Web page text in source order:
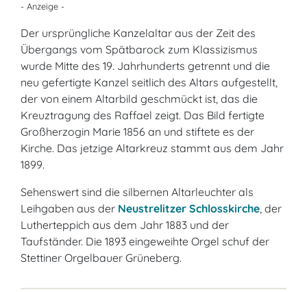
- Anzeige -
Der ursprüngliche Kanzelaltar aus der Zeit des
Übergangs vom Spätbarock zum Klassizismus
wurde Mitte des 19. Jahrhunderts getrennt und die
neu gefertigte Kanzel seitlich des Altars aufgestellt,
der von einem Altarbild geschmückt ist, das die
Kreuztragung des Raffael zeigt. Das Bild fertigte
Großherzogin Marie 1856 an und stiftete es der
Kirche. Das jetzige Altarkreuz stammt aus dem Jahr
1899.
Sehenswert sind die silbernen Altarleuchter als
Leihgaben aus der Neustrelitzer Schlosskirche, der
Lutherteppich aus dem Jahr 1883 und der
Taufständer. Die 1893 eingeweihte Orgel schuf der
Stettiner Orgelbauer Grüneberg.